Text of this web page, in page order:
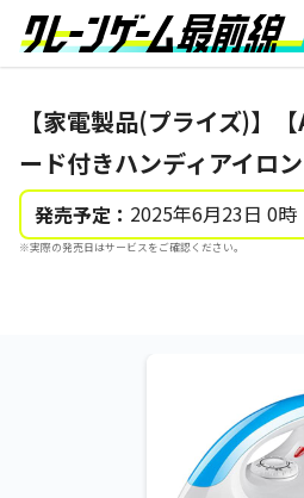
【家電製品(プライズ)】
ード付きハンディアイロン
発売予定： 2025年6月23日 0時
※実際の発売日はサービスをご確認ください。